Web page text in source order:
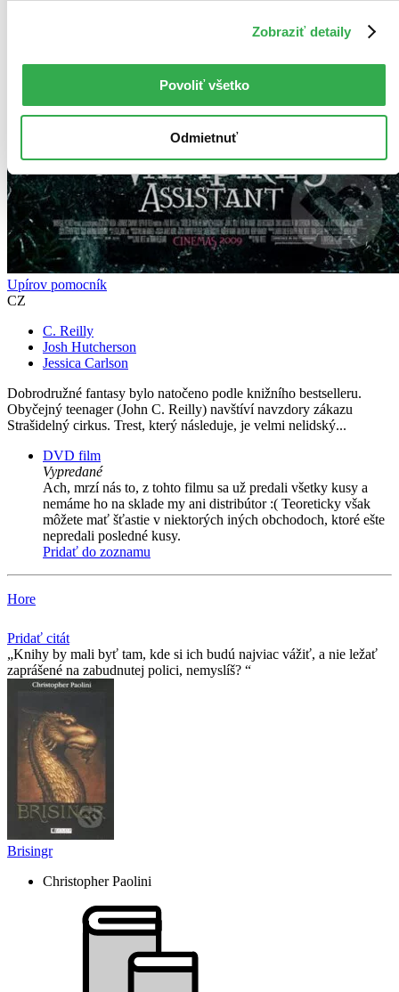
Zobraziť detaily
Povoliť všetko
Odmietnuť
Upírov pomocník
CZ
C. Reilly
Josh Hutcherson
Jessica Carlson
Dobrodružné fantasy bylo natočeno podle knižního bestselleru.
Obyčejný teenager (John C. Reilly) navštíví navzdory zákazu
Strašidelný cirkus. Trest, který následuje, je velmi nelidský...
DVD film
Vypredané
Ach, mrzí nás to, z tohto filmu sa už predali všetky kusy a
nemáme ho na sklade my ani distribútor :( Teoreticky však
môžete mať šťastie v niektorých iných obchodoch, ktoré ešte
nepredali posledné kusy.
Pridať do zoznamu
Hore
Pridať citát
Knihy by mali byť tam, kde si ich budú najviac vážiť, a nie ležať
zaprášené na zabudnutej polici, nemyslíš?
Brisingr
Christopher Paolini